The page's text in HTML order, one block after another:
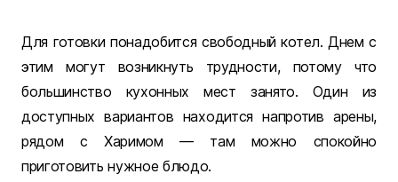
Для готовки понадобится свободный котел. Днем с
этим могут возникнуть трудности, потому что
большинство кухонных мест занято. Один из
доступных вариантов находится напротив арены,
рядом с Харимом — там можно спокойно
приготовить нужное блюдо.